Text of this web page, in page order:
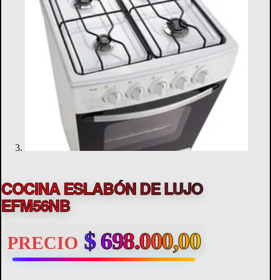
COCINA ESLABÓN DE LUJO
EFM56NB
PRECIO $698.000,00